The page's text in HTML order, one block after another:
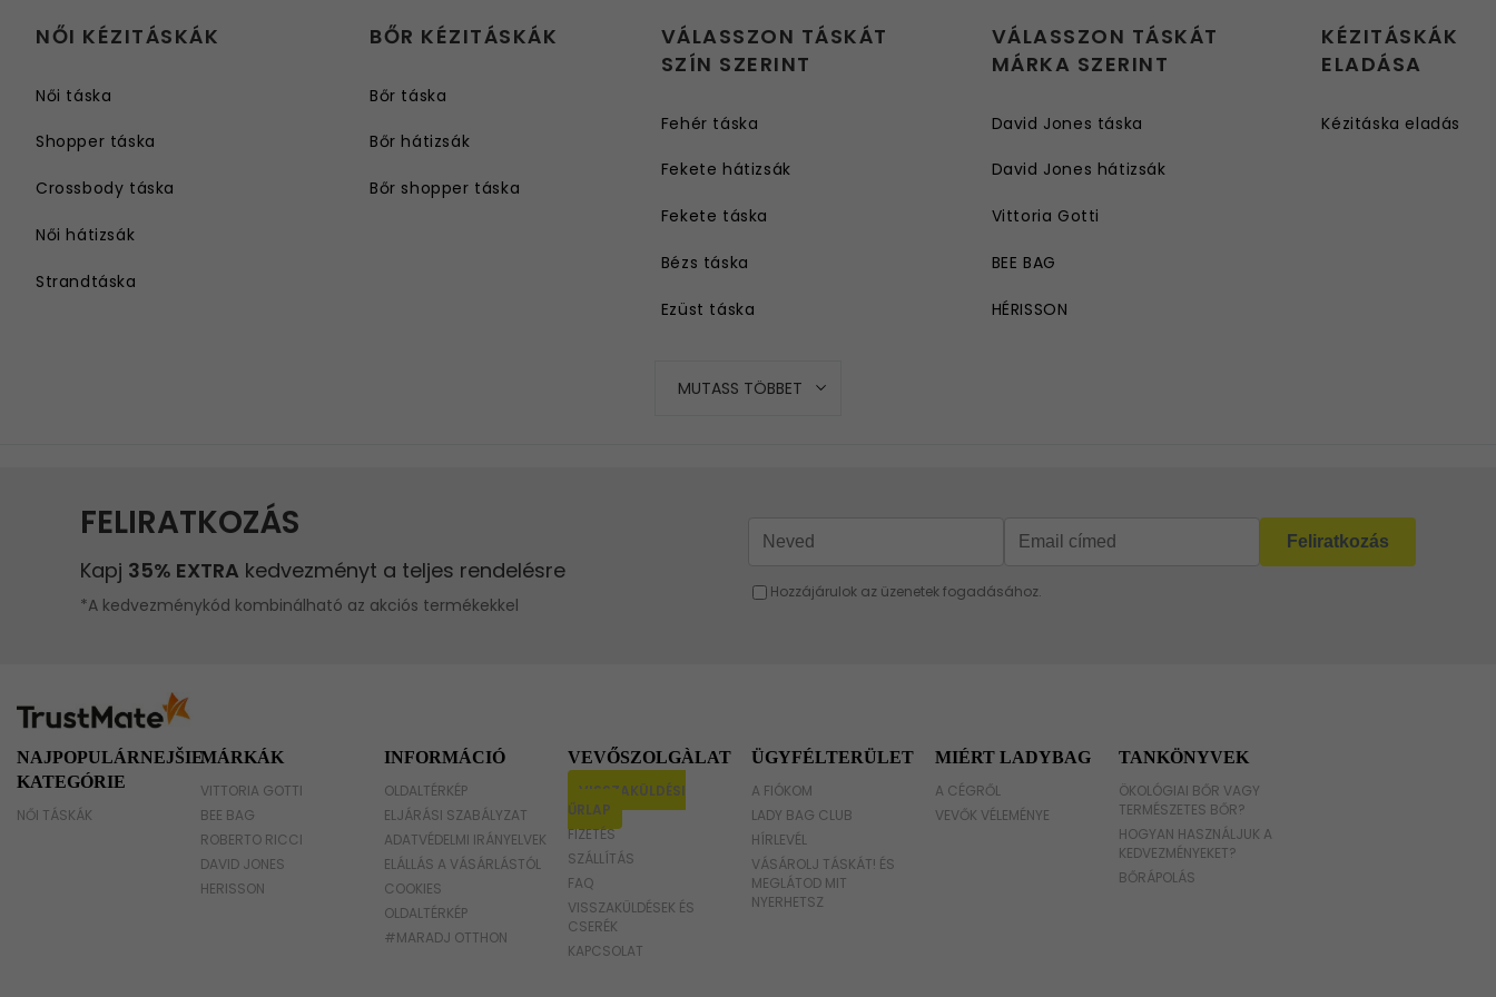
NŐI KÉZITÁSKÁK
Női táska
Shopper táska
Crossbody táska
Női hátizsák
Strandtáska
Láncos táska
Kis táska
BŐR KÉZITÁSKÁK
Bőr táska
Bőr hátizsák
Bőr shopper táska
VÁLASSZON TÁSKÁT
SZÍN SZERINT
Fehér táska
Fekete hátizsák
Fekete táska
Bézs táska
Ezüst táska
Barna táska
Menta táska
VÁLASSZON TÁSKÁT
MÁRKA SZERINT
David Jones táska
David Jones hátizsák
Vittoria Gotti
BEE BAG
HÉRISSON
KÉZITÁSKÁK
ELADÁSA
Kézitáska eladás
MUTASS TÖBBET
NAJPOPULÁRNEJŠIE
KATEGÓRIE
NŐI TÁSKÁK
MÁRKÁK
VITTORIA GOTTI
BEE BAG
ROBERTO RICCI
DAVID JONES
HERISSON
INFORMÁCIÓ
OLDALTÉRKÉP
ELJÁRÁSI SZABÁLYZAT
ADATVÉDELMI IRÁNYELVEK
ELÁLLÁS A VÁSÁRLÁSTÓL
COOKIES
OLDALTÉRKÉP
#MARADJ OTTHON
VEVŐSZOLGÀLAT
VISSZAKÜLDÉSI
ŰRLAP
FIZETÉS
SZÁLLÍTÁS
FAQ
VISSZAKÜLDÉSEK ÉS
CSERÉK
KAPCSOLAT
ÜGYFÉLTERÜLET
A FIÓKOM
LADY BAG CLUB
HÍRLEVÉL
VÁSÁROLJ TÁSKÁT! ÉS
MEGLÁTOD MIT
NYERHETSZ
MIÉRT LADYBAG
A CÉGRŐL
VEVŐK VÉLEMÉNYE
TANKÖNYVEK
ÖKOLÓGIAI BŐR VAGY
TERMÉSZETES BŐR?
HOGYAN HASZNÁLJUK A
KEDVEZMÉNYEKET?
BŐRÁPOLÁS